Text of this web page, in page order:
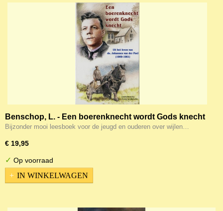
Benschop, L. - Een boerenknecht wordt Gods knecht
Bijzonder mooi leesboek voor de jeugd en ouderen over wijlen…
€ 19,95
✓ Op voorraad
IN WINKELWAGEN